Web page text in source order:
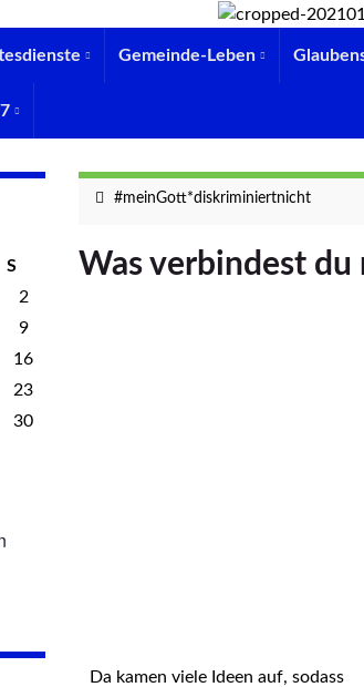
Gemeinde-Leben
#meinGott*diskriminiertnicht
Was verbindest du
Da kamen viele Ideen auf, sodass
S
2
9
16
23
30